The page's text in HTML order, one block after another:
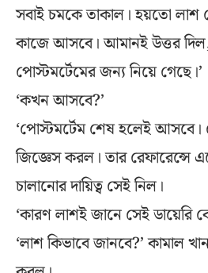
সবাই চমকে তাকাল। হয়তো লাশ
কাজে আসবে। আমানই উত্তর
পোস্টমর্টেমের জন্য নিয়ে গেছে।’
‘কখন আসবে?’
‘পোস্টমর্টেম শেষ হলেই
জিজ্ঞেস করল। তার রেফারেন্সে
চালানোর দায়িত্ব সেই নিল।
‘কারণ লাশই জানে সেই ডায়েরি
‘লাশ কিভাবে জানবে?’ কামাল